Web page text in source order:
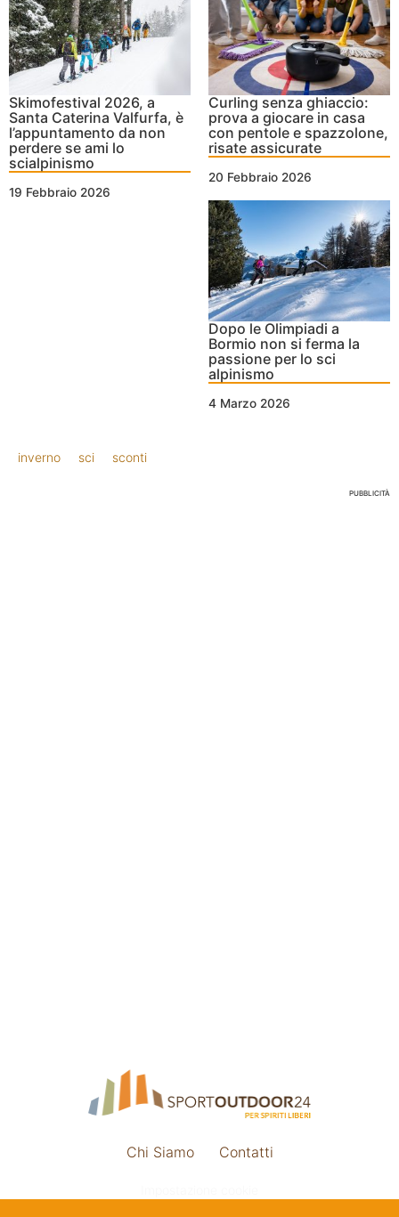
Skimofestival 2026, a
Santa Caterina Valfurfa, è
l’appuntamento da non
perdere se ami lo
scialpinismo
19 Febbraio 2026
Curling senza ghiaccio:
prova a giocare in casa
con pentole e spazzolone,
risate assicurate
20 Febbraio 2026
Dopo le Olimpiadi a
Bormio non si ferma la
passione per lo sci
alpinismo
4 Marzo 2026
inverno sci sconti
PUBBLICITÀ
Chi Siamo Contatti